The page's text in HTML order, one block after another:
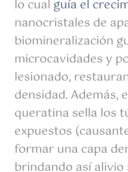
lo cualguía el
nanocristales de
biomineralización
microcavidades y
lesionado,
densidad. Además,
queratina sella los
expuestos
formar una capa
brindando así